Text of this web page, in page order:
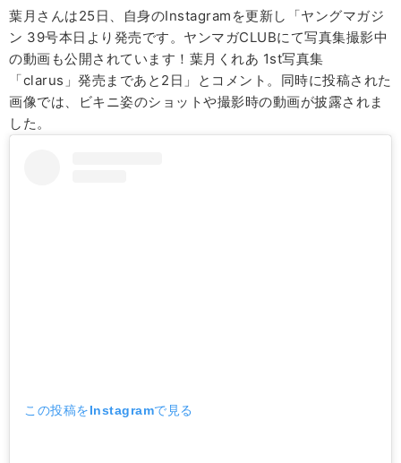
葉月さんは25日、自身のInstagramを更新し「ヤングマガジ
ン 39号本日より発売です。ヤンマガCLUBにて写真集撮影中
の動画も公開されています！葉月くれあ 1st写真集
「clarus」発売まであと2日」とコメント。同時に投稿された
画像では、ビキニ姿のショットや撮影時の動画が披露されま
した。
この投稿をInstagramで見る